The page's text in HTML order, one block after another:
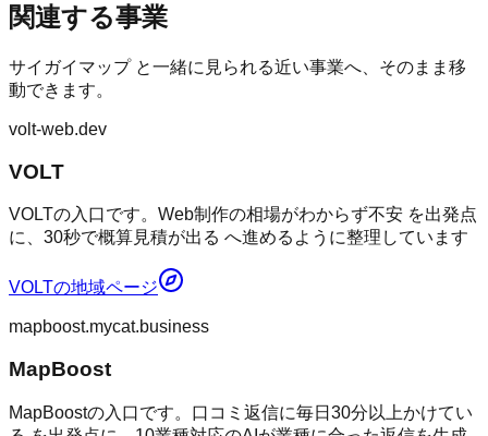
関連する事業
サイガイマップと一緒に見られる近い事業へ、そのまま移
動できます。
volt-web.dev
VOLT
VOLTの入口です。Web制作の相場がわからず不安 を出発点
に、30秒で概算見積が出る へ進めるように整理しています
VOLTの地域ページ
mapboost.mycat.business
MapBoost
MapBoostの入口です。口コミ返信に毎日30分以上かけてい